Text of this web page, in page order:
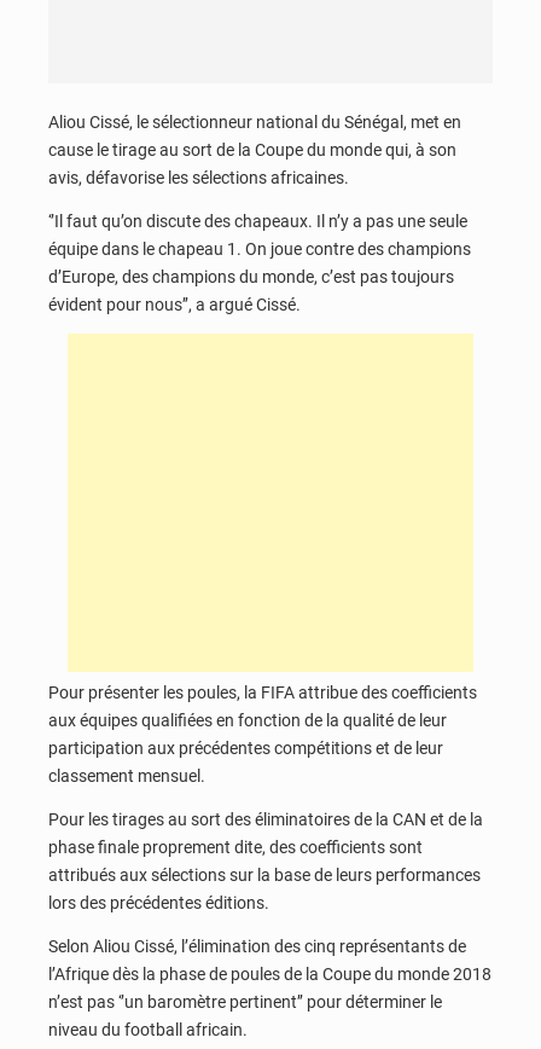
Aliou Cissé, le sélectionneur national du Sénégal, met en
cause le tirage au sort de la Coupe du monde qui, à son
avis, défavorise les sélections africaines.
‘’Il faut qu’on discute des chapeaux. Il n’y a pas une seule
équipe dans le chapeau 1. On joue contre des champions
d’Europe, des champions du monde, c’est pas toujours
évident pour nous’’, a argué Cissé.
Pour présenter les poules, la FIFA attribue des coefficients
aux équipes qualifiées en fonction de la qualité de leur
participation aux précédentes compétitions et de leur
classement mensuel.
Pour les tirages au sort des éliminatoires de la CAN et de la
phase finale proprement dite, des coefficients sont
attribués aux sélections sur la base de leurs performances
lors des précédentes éditions.
Selon Aliou Cissé, l’élimination des cinq représentants de
l’Afrique dès la phase de poules de la Coupe du monde 2018
n’est pas ‘’un baromètre pertinent’’ pour déterminer le
niveau du football africain.